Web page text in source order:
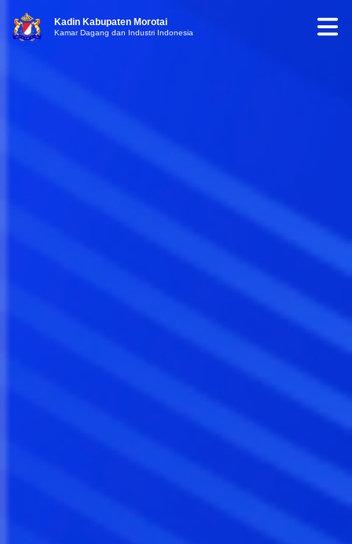
Kadin Kabupaten Morotai
Kamar Dagang dan Industri Indonesia